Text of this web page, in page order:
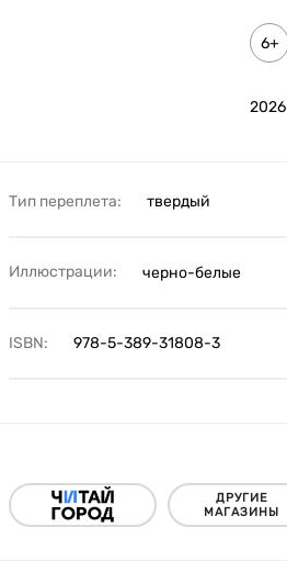
6+
2026
Тип переплета: твердый
Иллюстрации: черно-белые
ISBN: 978-5-389-31808-3
ДРУГИЕ
МАГАЗИНЫ